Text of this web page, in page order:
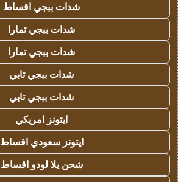
شدات ببجي اقساط
شدات ببجي تمارا
شدات ببجي تمارا
شدات ببجي تابي
شدات ببجي تابي
ايتونز امريكي
ايتونز سعودي اقساط
شحن يلا لودو اقساط